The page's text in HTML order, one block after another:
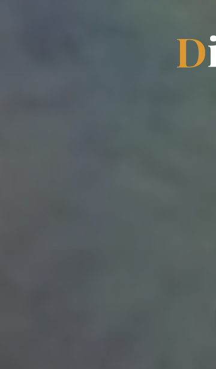
D